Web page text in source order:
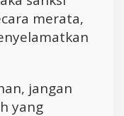
merata,
jangan
yang